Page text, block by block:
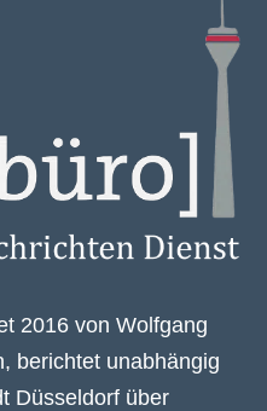
2016 von Wolfgang
berichtet unabhängig
Düsseldorf über